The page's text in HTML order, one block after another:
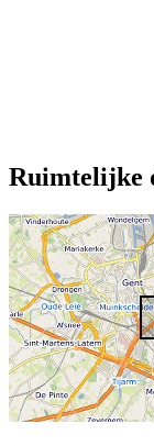
Ruimtelijke